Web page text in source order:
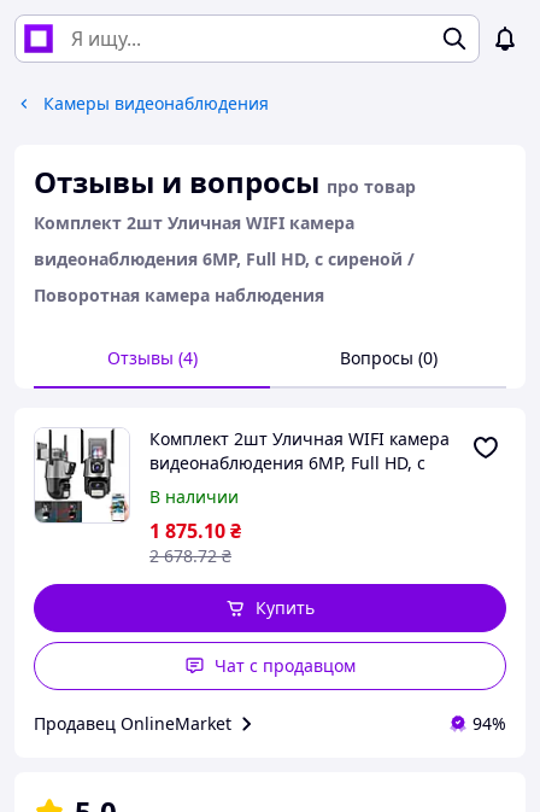
Камеры видеонаблюдения
Отзывы и вопросы про товар
Комплект 2шт Уличная WIFI камера
видеонаблюдения 6MP, Full HD, с сиреной /
Поворотная камера наблюдения
Отзывы (4) Вопросы (0)
Комплект 2шт Уличная WIFI камера
видеонаблюдения 6MP, Full HD, с
сиреной / Поворотная камера
наблюдения
В наличии
1 875.10₴
2 678.72 ₴
Купить
Чат с продавцом
Продавец OnlineMarket 94%